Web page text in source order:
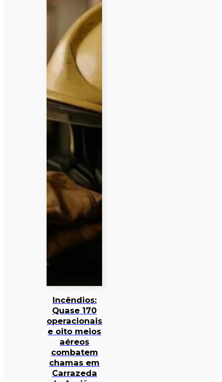
Incêndios:
Quase 170
operacionais
e oito meios
aéreos
combatem
chamas em
Carrazeda